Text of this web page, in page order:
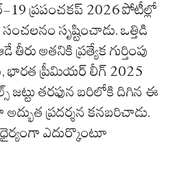
19 ప్రపంచకప్ 2026 పోటీల్లో
సృష్టించాడు. ఒత్తిడి
తీరు అతనికి ప్రత్యేక గుర్తింపు
భారత ప్రీమియర్ లీగ్ 2025
తరఫున బరిలోకి దిగిన ఈ
ప్రదర్శన కనబరిచాడు.
ధైర్యంగా ఎదుర్కొంటూ